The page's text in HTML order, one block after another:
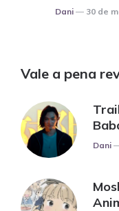
Posted
Dani 30 de
Vale a pena
Posted
Dani